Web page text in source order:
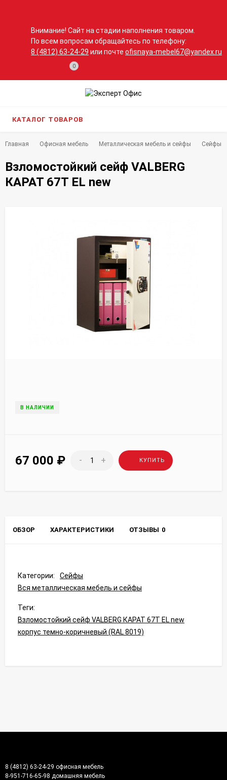
Внимание! Сайт на стадии наполнения товаром.
По всем вопросам обращайтесь по телефону:
8 (4812) 63-24-29 или почте ofisnaya-mebel67@yandex.ru
0
КАТАЛОГ ТОВАРОВ
Главная Офисная мебель Металлическая мебель и сейфы Сейфы
Взломостойкий сейф VALBERG
КАРАТ 67T EL new
В НАЛИЧИИ
67 000 ₽ - + КУПИТЬ
ОБЗОР ХАРАКТЕРИСТИКИ ОТЗЫВЫ 0
Категории:
Сейфы
Вся металлическая мебель и сейфы
Теги:
Взломостойкий сейф VALBERG КАРАТ 67T EL new
корпус темно-коричневый (RAL 8019)
8 (4812) 63-24-29 офисная мебель
8-951-716-65-98 домашняя мебель